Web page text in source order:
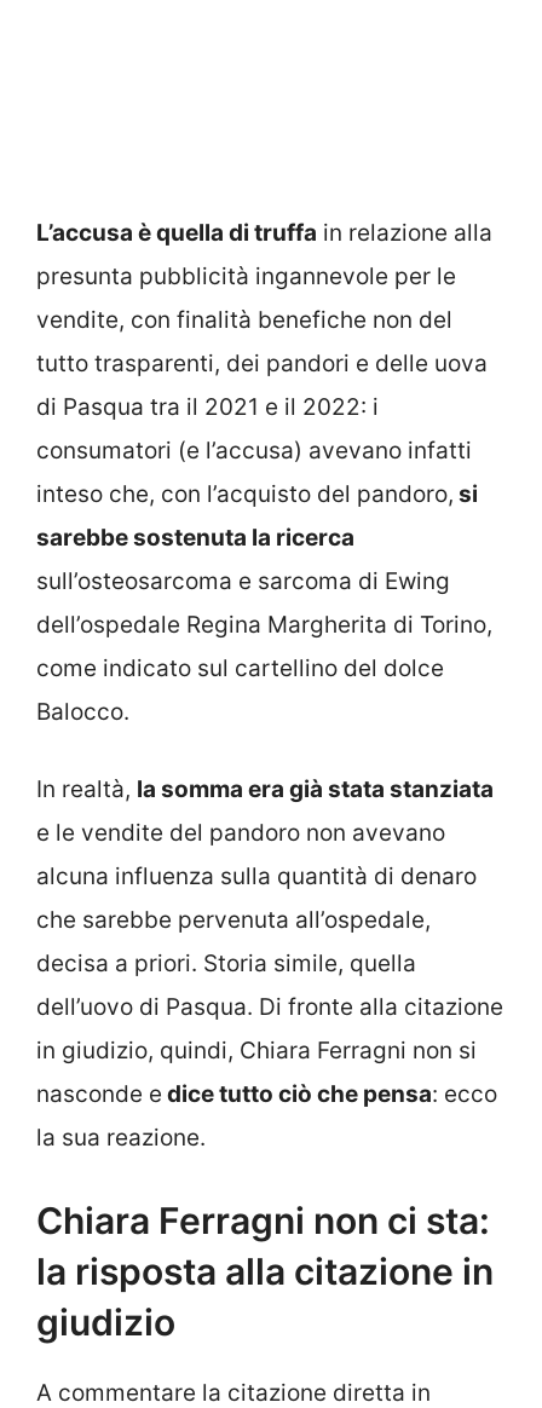
L’accusa è quella di truffa in relazione alla
presunta pubblicità ingannevole per le
vendite, con finalità benefiche non del
tutto trasparenti, dei pandori e delle uova
di Pasqua tra il 2021 e il 2022: i
consumatori (e l’accusa) avevano infatti
inteso che, con l’acquisto del pandoro, si
sarebbe sostenuta la ricerca
sull’osteosarcoma e sarcoma di Ewing
dell’ospedale Regina Margherita di Torino,
come indicato sul cartellino del dolce
Balocco.
In realtà, la somma era già stata stanziata
e le vendite del pandoro non avevano
alcuna influenza sulla quantità di denaro
che sarebbe pervenuta all’ospedale,
decisa a priori. Storia simile, quella
dell’uovo di Pasqua. Di fronte alla citazione
in giudizio, quindi, Chiara Ferragni non si
nasconde e dice tutto ciò che pensa: ecco
la sua reazione.
Chiara Ferragni non ci sta:
la risposta alla citazione in
giudizio
A commentare la citazione diretta in